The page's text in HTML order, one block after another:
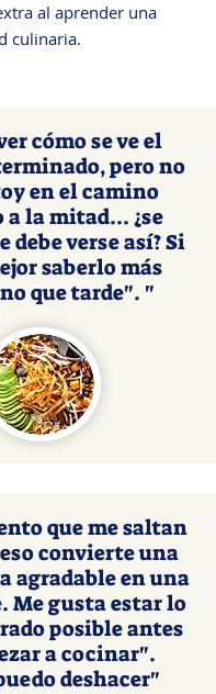
al aprender una
culinaria.
cómo se ve el
pero no
en el camino
la mitad... ¿se
debe verse así? Si
saberlo más
que tarde". "
que me saltan
convierte una
agradable en una
Me gusta estar lo
posible antes
a cocinar".
deshacer"